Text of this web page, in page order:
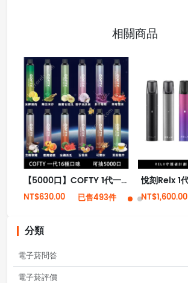
相關商品
【5000口】COFTY 1代一次性拋棄式電子菸 16種口味 （現貨秒發）
NT$630.00 已售493件 NT$1,600.00
分類
電子菸問答
電子菸評價